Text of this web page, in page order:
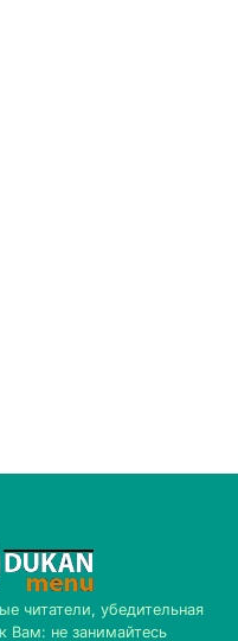
читатели, убедительная
Вам: не занимайтесь